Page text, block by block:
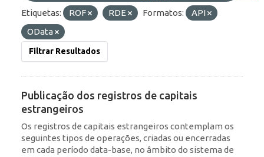
Etiquetas:
ROF RDE Formatos:
API
OData
Filtrar Resultados
Publicação dos registros de capitais
estrangeiros
Os registros de capitais estrangeiros contemplam os
seguintes tipos de operações, criadas ou encerradas
em cada período data-base, no âmbito do sistema de